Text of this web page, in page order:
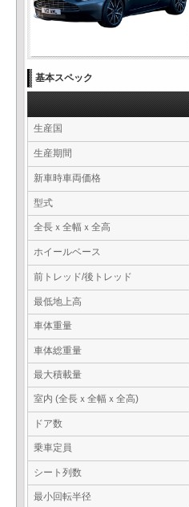
基本スペック
生産国
生産期間
新車時車両価格
型式
全長ｘ全幅ｘ全高
ホイールベース
前トレッド/後トレッド
最低地上高
車体重量
車体総重量
最大積載量
室内 (全長ｘ全幅ｘ全高)
ドア数
乗車定員
シート列数
最小回転半径